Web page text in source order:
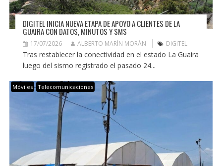
DIGITEL INICIA NUEVA ETAPA DE APOYO A CLIENTES DE LA
GUAIRA CON DATOS, MINUTOS Y SMS
17/07/2026 ALBERTO MARÍN MORÁN DIGITEL
Tras restablecer la conectividad en el estado La Guaira
luego del sismo registrado el pasado 24...
Móviles Telecomunicaciones